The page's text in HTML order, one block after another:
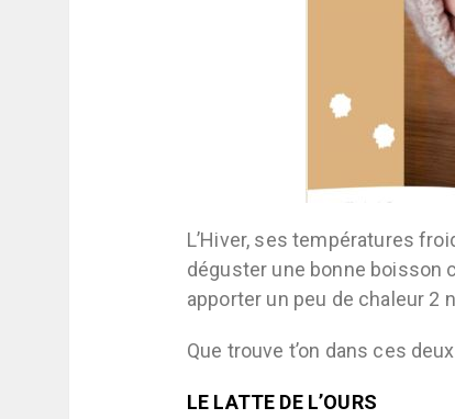
L’Hiver, ses températures
déguster une bonne boisson
apporter un peu de chaleur 2
Que trouve t’on dans ces
LE LATTE DE L’OURS